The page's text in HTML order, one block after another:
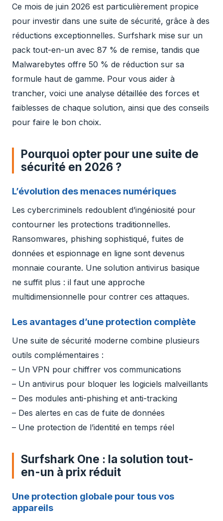
Ce mois de juin 2026 est particulièrement propice
pour investir dans une suite de sécurité, grâce à des
réductions exceptionnelles. Surfshark mise sur un
pack tout-en-un avec 87 % de remise, tandis que
Malwarebytes offre 50 % de réduction sur sa
formule haut de gamme. Pour vous aider à
trancher, voici une analyse détaillée des forces et
faiblesses de chaque solution, ainsi que des conseils
pour faire le bon choix.
Pourquoi opter pour une suite de
sécurité en 2026 ?
L’évolution des menaces numériques
Les cybercriminels redoublent d’ingéniosité pour
contourner les protections traditionnelles.
Ransomwares, phishing sophistiqué, fuites de
données et espionnage en ligne sont devenus
monnaie courante. Une solution antivirus basique
ne suffit plus : il faut une approche
multidimensionnelle pour contrer ces attaques.
Les avantages d’une protection complète
Une suite de sécurité moderne combine plusieurs
outils complémentaires :
– Un VPN pour chiffrer vos communications
– Un antivirus pour bloquer les logiciels malveillants
– Des modules anti-phishing et anti-tracking
– Des alertes en cas de fuite de données
– Une protection de l’identité en temps réel
Surfshark One : la solution tout-
en-un à prix réduit
Une protection globale pour tous vos
appareils